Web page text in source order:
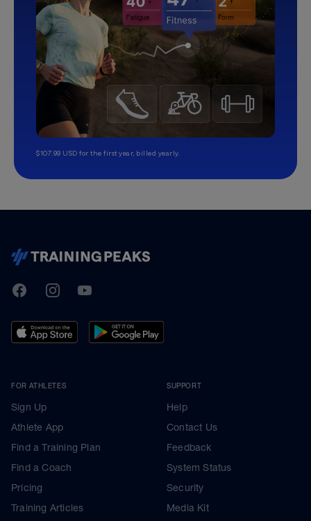
$107.99 USD for the first year, billed yearly.
TrainingPeaks
FacebookInstagramYoutube
FOR ATHLETES
Sign Up
Athlete App
Find a Training Plan
Find a Coach
Pricing
Training Articles
SUPPORT
Help
Contact Us
Feedback
System Status
Security
Media Kit